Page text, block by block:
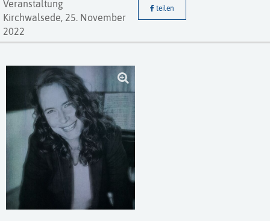
Veranstaltung
Kirchwalsede, 25. November
2022
teilen